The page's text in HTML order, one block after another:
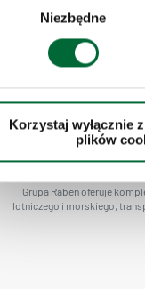
Niezbędne
Korzystaj wyłącznie
plików
STREFA
Grupa Raben oferuje
lotniczego i morskiego,